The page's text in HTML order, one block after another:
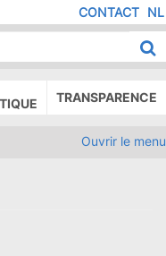
NL
CONTACT
TRANSPARENCE
Ouvrir le menu